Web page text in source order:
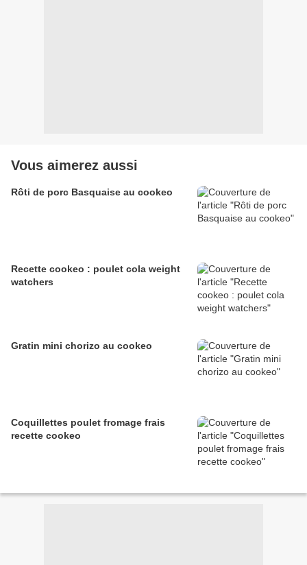
Vous aimerez aussi
Rôti de porc Basquaise au cookeo
Recette cookeo : poulet cola weight
watchers
Gratin mini chorizo au cookeo
Coquillettes poulet fromage frais
recette cookeo